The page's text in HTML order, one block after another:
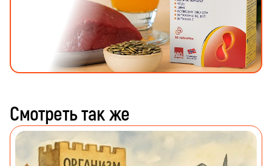
Смотреть так же